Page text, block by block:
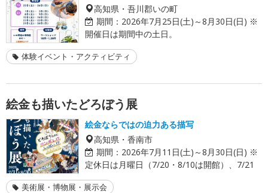
高知県・吾川郡いの町
期間： 2026年7月25日(土)～8月30日(日) ※
開催日は期間中の土日。
体験イベント・アクティビティ
絵金も描いたどろぼう展
絵金ならではの迫力ある描写
高知県・香南市
期間： 2026年7月11日(土)～8月30日(日) ※
定休日は月曜日（7/20・8/10は開館）、7/21
美術展・博物展・展示会